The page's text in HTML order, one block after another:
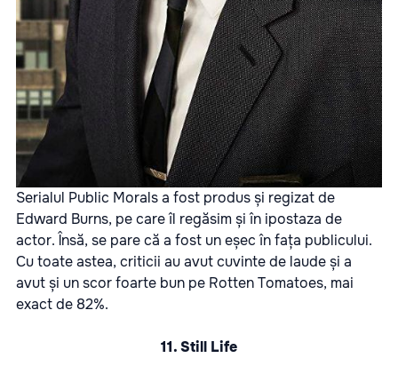
Serialul Public Morals a fost produs și regizat de
Edward Burns, pe care îl regăsim și în ipostaza de
actor. Însă, se pare că a fost un eșec în fața publicului.
Cu toate astea, criticii au avut cuvinte de laude și a
avut și un scor foarte bun pe Rotten Tomatoes, mai
exact de 82%.
11. Still Life